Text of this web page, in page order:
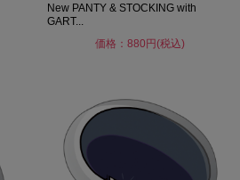
New PANTY & STOCKING with
GART...
価格：880円(税込)